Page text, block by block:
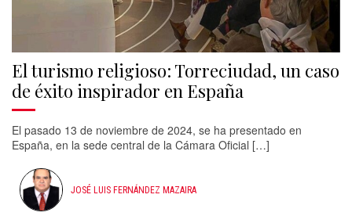
El turismo religioso: Torreciudad, un caso
de éxito inspirador en España
El pasado 13 de noviembre de 2024, se ha presentado en
España, en la sede central de la Cámara Oficial […]
JOSÉ LUIS FERNÁNDEZ MAZAIRA